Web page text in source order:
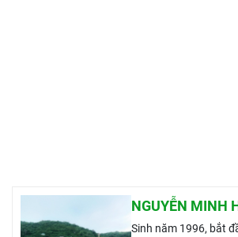
NGUYỄN MINH
Sinh năm 1996, bắt